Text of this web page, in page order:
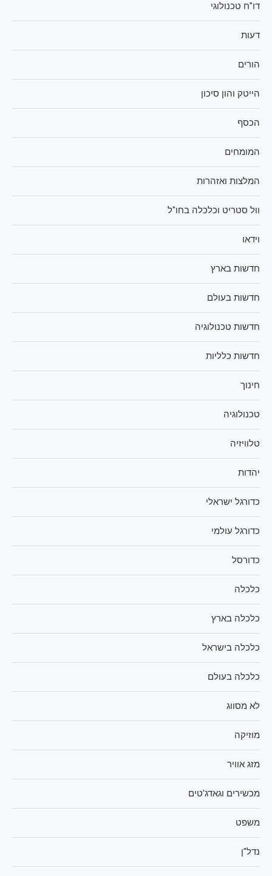
דו"ח טכנולוגי
דעות
הורים
הייטק והון סיכון
הכסף
המומחים
המלצות ואזהרות
וול סטריט וכלכלה בחו"ל
וידאו
חדשות בארץ
חדשות בעולם
חדשות טכנולוגיה
חדשות כלליות
חינוך
טכנולוגיה
טלוויזיה
יהדות
כדורגל ישראלי
כדורגל עולמי
כדורסל
כלכלה
כלכלה בארץ
כלכלה בישראל
כלכלה בעולם
לא מסווג
מוזיקה
מזג אוויר
מכשירים וגאדג'טים
משפט
נדל"ן